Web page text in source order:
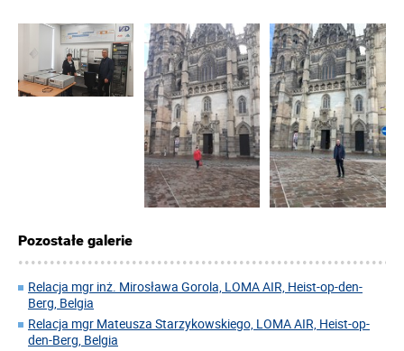
Pozostałe galerie
Relacja mgr inż. Mirosława Gorola, LOMA AIR, Heist-op-den-
Berg, Belgia
Relacja mgr Mateusza Starzykowskiego, LOMA AIR, Heist-op-
den-Berg, Belgia